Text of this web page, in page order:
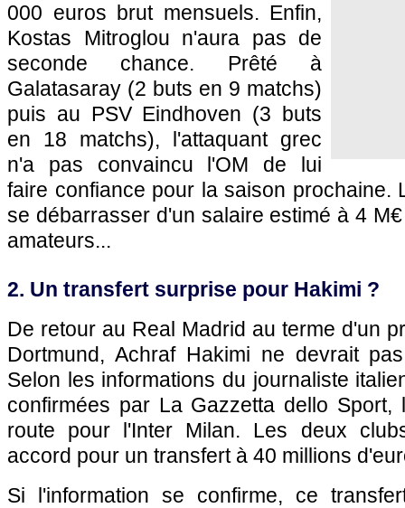
000 euros brut mensuels. Enfin,
Kostas Mitroglou n'aura pas de
seconde chance. Prêté à
Galatasaray (2 buts en 9 matchs)
puis au PSV Eindhoven (3 buts
en 18 matchs), l'attaquant grec
n'a pas convaincu l'OM de lui
faire confiance pour la saison prochaine.
se débarrasser d'un salaire estimé à 4
amateurs...
2. Un transfert surprise pour Hakimi ?
De retour au Real Madrid au terme d'un
Dortmund, Achraf Hakimi ne devrait
Selon les informations du journaliste
confirmées par La Gazzetta dello
route pour l'Inter Milan. Les deux
accord pour un transfert à 40 millions
Si l'information se confirme, ce